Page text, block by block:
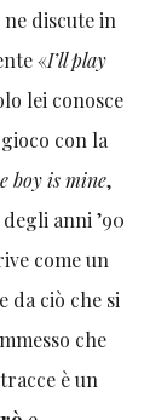
discute in
«I’ll play
lei conosce
con la
boy is mine,
anni ’90
come un
da ciò che si
che
è un